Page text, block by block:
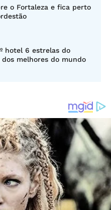
o Fortaleza e fica perto
hotel 6 estrelas do
melhores do mundo